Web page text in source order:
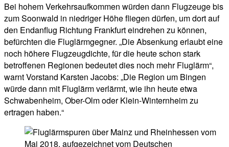
Bei hohem Verkehrsaufkommen würden dann Flugzeuge bis
zum Soonwald in niedriger Höhe fliegen dürfen, um dort auf
den Endanflug Richtung Frankfurt eindrehen zu können,
befürchten die Fluglärmgegner. „Die Absenkung erlaubt eine
noch höhere Flugzeugdichte, für die heute schon stark
betroffenen Regionen bedeutet dies noch mehr Fluglärm“,
warnt Vorstand Karsten Jacobs: „Die Region um Bingen
würde dann mit Fluglärm verlärmt, wie ihn heute etwa
Schwabenheim, Ober-Olm oder Klein-Winternheim zu
ertragen haben.“